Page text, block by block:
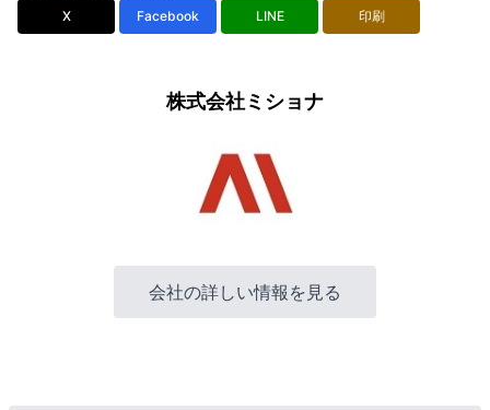
X Facebook LINE 印刷
株式会社ミショナ
会社の詳しい情報を見る